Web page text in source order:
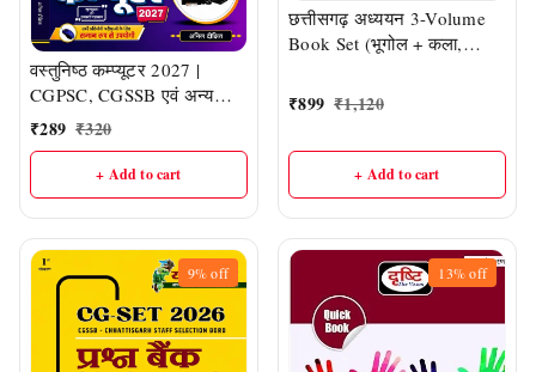
वस्तुनिष्ठ कम्प्यूटर 2027 |
CGPSC, CGSSB एवं अन्य
प्रतियोगी परीक्षाओं के लिए
अध्यायवार वस्तुनिष्ठ प्रश्न संग्रह
एवं व्याख्या सहित उत्तर |
PICASSO Publication –
₹289 ₹320
+ Add to cart
छत्तीसगढ़ अध्ययन 3-Volume
Book Set (भूगोल + कला,
इतिहास) | CGPSC, CG
Vyapam एवं सभी प्रतियोगी
निलेश सिंह
₹899 ₹1,120
+ Add to cart
9%off 13%off